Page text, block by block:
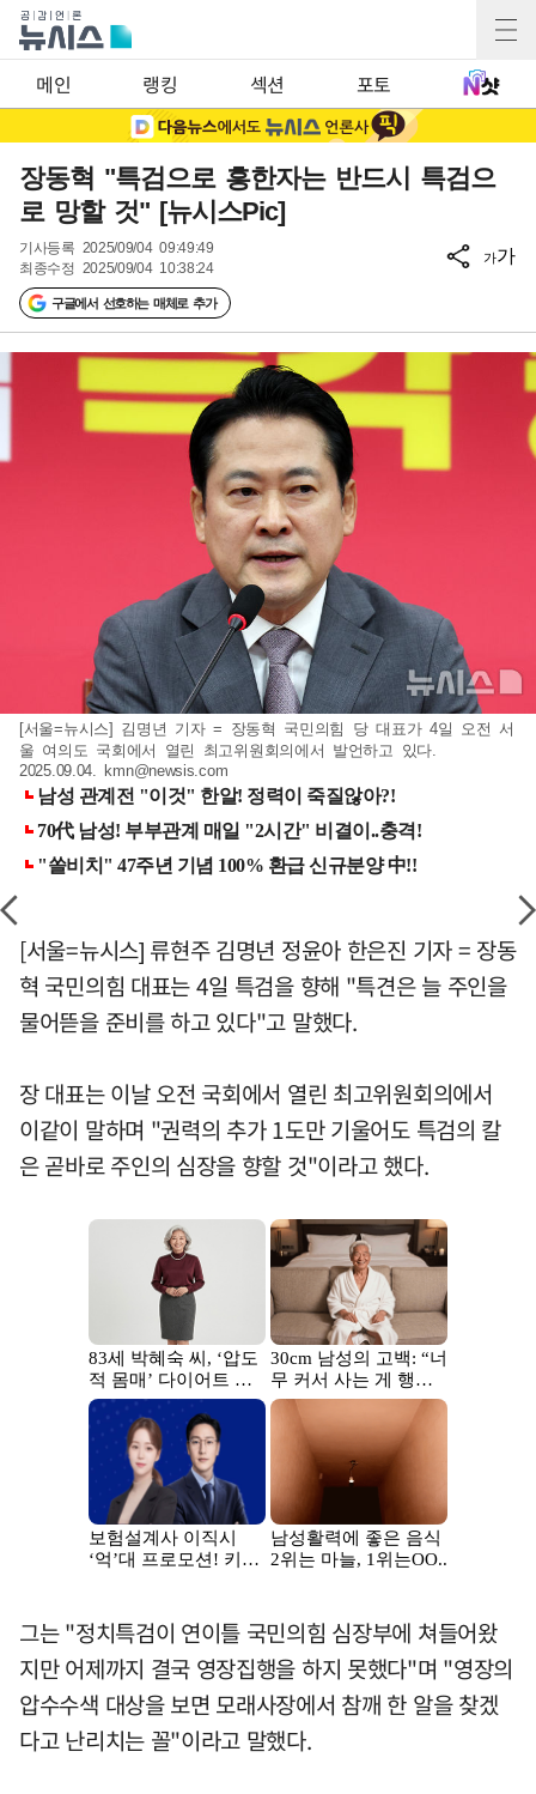
메인 랭킹 섹션 포토
장동혁 "특검으로 흥한자는 반드시 특검으
로 망할 것" [뉴시스Pic]
기사등록 2025/09/04 09:49:49
최종수정 2025/09/04 10:38:24
구글에서 선호하는 매체로 추가
가가
[서울=뉴시스] 김명년 기자 = 장동혁 국민의힘 당 대표가 4일 오전 서
울 여의도 국회에서 열린 최고위원회의에서 발언하고 있다.
2025.09.04. kmn@newsis.com
[서울=뉴시스] 류현주 김명년 정윤아 한은진 기자 = 장동
혁 국민의힘 대표는 4일 특검을 향해 "특견은 늘 주인을
물어뜯을 준비를 하고 있다"고 말했다.
장 대표는 이날 오전 국회에서 열린 최고위원회의에서
이같이 말하며 "권력의 추가 1도만 기울어도 특검의 칼
은 곧바로 주인의 심장을 향할 것"이라고 했다.
그는 "정치특검이 연이틀 국민의힘 심장부에 쳐들어왔
지만 어제까지 결국 영장집행을 하지 못했다"며 "영장의
압수수색 대상을 보면 모래사장에서 참깨 한 알을 찾겠
다고 난리치는 꼴"이라고 말했다.